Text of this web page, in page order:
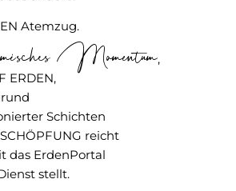
Atemzug.
Momentum,
ERDEN,
Schichten
reicht
das ErdenPortal
stellt.